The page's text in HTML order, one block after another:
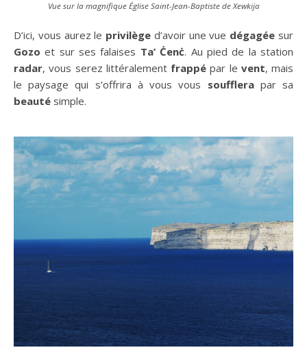
Vue sur la magnifique Église Saint-Jean-Baptiste de Xewkija
D’ici, vous aurez le privilège d’avoir une vue dégagée sur
Gozo et sur ses falaises Ta’ Ċenċ. Au pied de la station
radar, vous serez littéralement frappé par le vent, mais
le paysage qui s’offrira à vous vous soufflerapar sa
beauté simple.